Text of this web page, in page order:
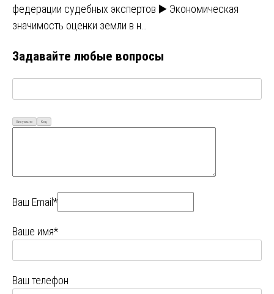
федерации судебных экспертов ▶️ Экономическая
значимость оценки земли в н…
Задавайте любые вопросы
Визуально Код
Ваш Email*
Ваше имя*
Ваш телефон